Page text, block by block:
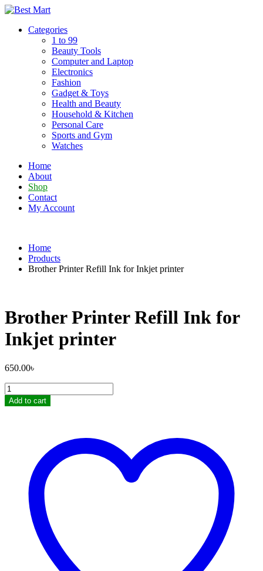
Skip
contentCategories
1 to 99
Beauty Tools
Computer and Laptop
Electronics
Fashion
Gadget & Toys
Health and Beauty
Household & Kitchen
Personal Care
Sports and Gym
Watches
Home
About
Shop
Contact
My Account
Home
Products
Brother Printer Refill Ink for Inkjet printer
Brother Printer Refill Ink for
Inkjet printer
650.00৳
Brother
Printer
Refill
Add to cart